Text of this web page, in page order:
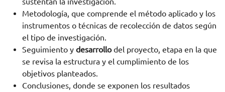
Metodología, que comprende el método aplicado y los
instrumentos o técnicas de recolección de datos según
el tipo de investigación.
Seguimiento y desarrollodel proyecto, etapa en la que
se revisa la estructura y el cumplimiento de los
objetivos planteados.
Conclusiones, donde se exponen los resultados